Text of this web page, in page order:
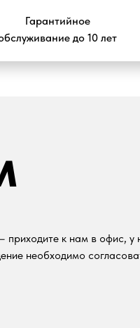
Гарантийное
до 10 лет
приходите к нам в офис,
необходимо